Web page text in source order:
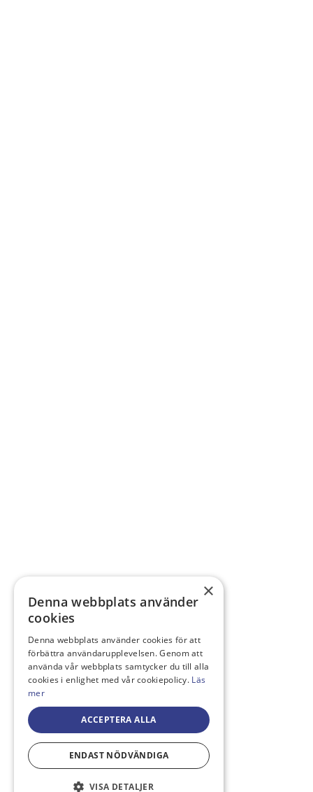
×
Denna webbplats använder
cookies
Denna webbplats använder cookies för att
förbättra användarupplevelsen. Genom att
använda vår webbplats samtycker du till alla
cookies i enlighet med vår cookiepolicy. Läs
mer
ACCEPTERA ALLA
ENDAST NÖDVÄNDIGA
VISA DETALJER